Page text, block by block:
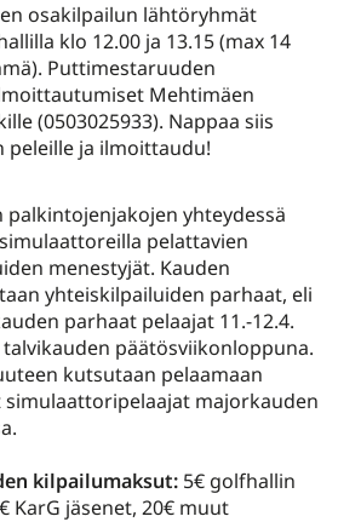
osakilpailun lähtöryhmät
klo 12.00 ja 13.15 (max 14
Puttimestaruuden
Mehtimäen
(0503025933). Nappaa siis
peleille ja ilmoittaudu!
yhteydessä
pelattavien
menestyjät. Kauden
yhteiskilpailuiden parhaat, eli
parhaat pelaajat 11.-12.4.
päätösviikonloppuna.
kutsutaan pelaamaan
simulaattoripelaajat majorkauden
kilpailumaksut: 5€ golfhallin
KarG jäsenet, 20€ muut